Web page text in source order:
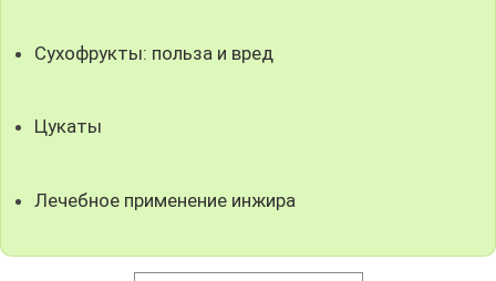
Сухофрукты: польза и вред
Цукаты
Лечебное применение инжира